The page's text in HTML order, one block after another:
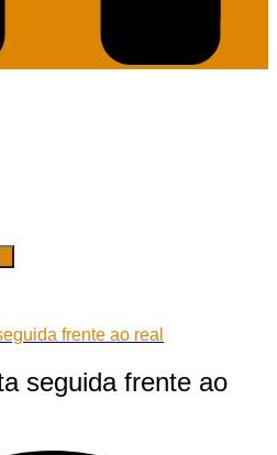
frente ao real
seguida frente ao